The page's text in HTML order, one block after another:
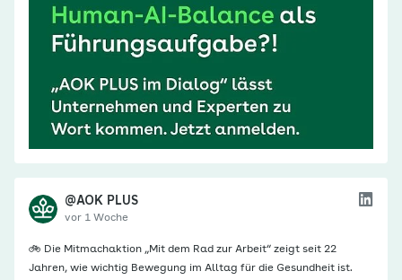
@AOK PLUS
vor 1 Woche
🚲 Die Mitmachaktion „Mit dem Rad zur Arbeit“ zeigt seit 22
Jahren, wie wichtig Bewegung im Alltag für die Gesundheit ist.